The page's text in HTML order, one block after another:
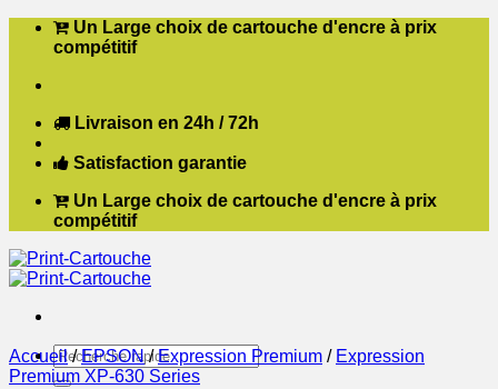
Passer Un Large choix de cartouche d'encre à prix
compétitif
Livraison en 24h / 72h
Satisfaction garantie
Un Large choix de cartouche d'encre à prix
compétitif
Recherche
pour :
Accueil / EPSON / Expression Premium / Expression
Premium XP-630 Series